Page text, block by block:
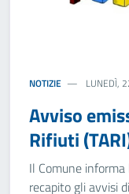
NOTIZIE LUNEDÌ,
Avviso
Rifiuti
Il Comune
recapito gli avvisi